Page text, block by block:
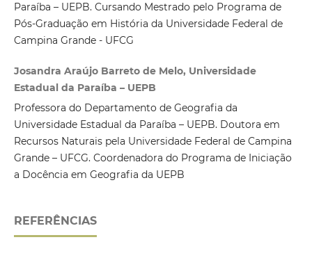
Paraíba – UEPB. Cursando Mestrado pelo Programa de
Pós-Graduação em História da Universidade Federal de
Campina Grande - UFCG
Josandra Araújo Barreto de Melo, Universidade
Estadual da Paraíba – UEPB
Professora do Departamento de Geografia da
Universidade Estadual da Paraíba – UEPB. Doutora em
Recursos Naturais pela Universidade Federal de Campina
Grande – UFCG. Coordenadora do Programa de Iniciação
a Docência em Geografia da UEPB
REFERÊNCIAS